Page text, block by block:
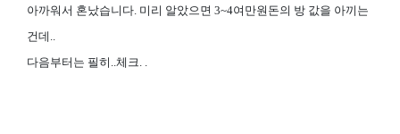
아까워서 혼났습니다. 미리 알았으면 3~4여만원돈의 방 값을 아끼는
건데..
다음부터는 필히..체크. .